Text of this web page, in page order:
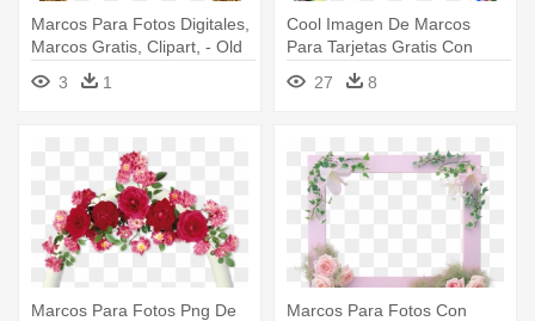
Marcos Para Fotos Digitales,
Marcos Gratis, Clipart, - Old
Picture Frame Transparent
3 1
Cool Imagen De Marcos
Para Tarjetas Gratis Con
Bordes - Bordes De Flores
Png27 8
Marcos Para Fotos Png De
Marcos Para Fotos Con